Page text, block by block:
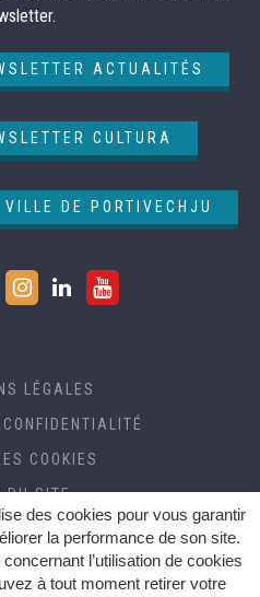
des cookies pour vous garantir
la performance de son site.
l’utilisation de cookies
à tout moment retirer votre
ACTUALITÉS
CULTURA
DE PORTIVECHJU
Lien
Lien
compte
Lien
compte
LinkedinYoutube
LÉGALES
COOKIES
DU SITE
(RGAA)